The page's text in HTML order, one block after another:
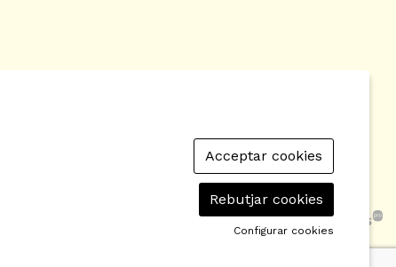
Política de privacitat
Acceptar cookies
Rebutjar cookies
Configurar cookies